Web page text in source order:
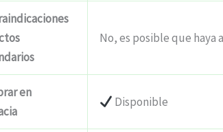
No, es posible que
en
Disponible